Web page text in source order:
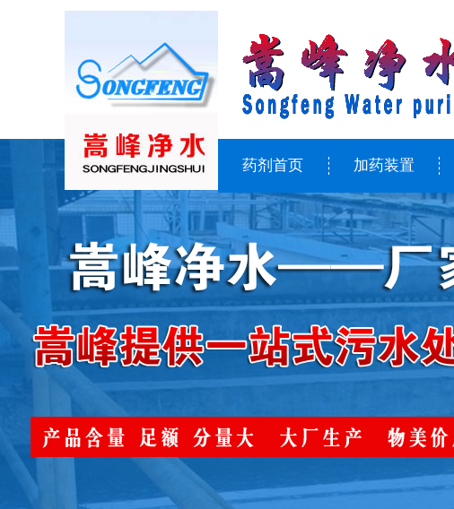
药剂首页 加药装置